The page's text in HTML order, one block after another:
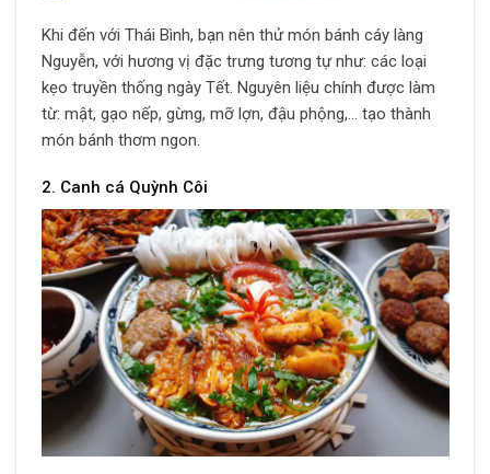
Khi đến với Thái Bình, bạn nên thử món bánh cáy làng
Nguyễn, với hương vị đặc trưng tương tự như: các loại
kẹo truyền thống ngày Tết. Nguyên liệu chính được làm
từ: mật, gạo nếp, gừng, mỡ lợn, đậu phộng,… tạo thành
món bánh thơm ngon.
2. Canh cá Quỳnh Côi